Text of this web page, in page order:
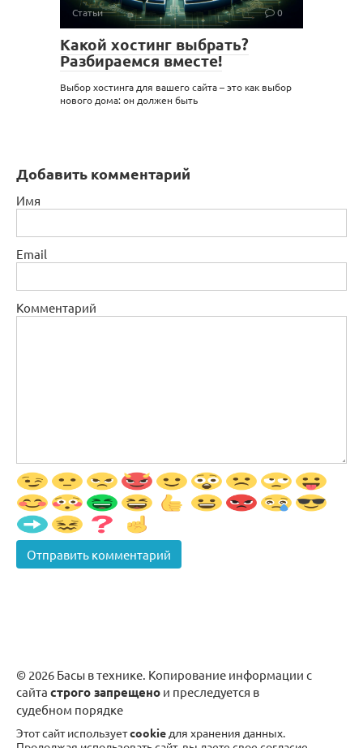
Статьи 0
Какой хостинг выбрать?
Разбираемся вместе!
Выбор хостинга для вашего сайта – это как выбор
нового дома: он должен быть
Добавить комментарий
Имя
Email
Комментарий
© 2026 Басы в технике. Копирование информации с
сайта строго запрещено и преследуется в
судебном порядке
Этот сайт используетcookie для хранения данных.